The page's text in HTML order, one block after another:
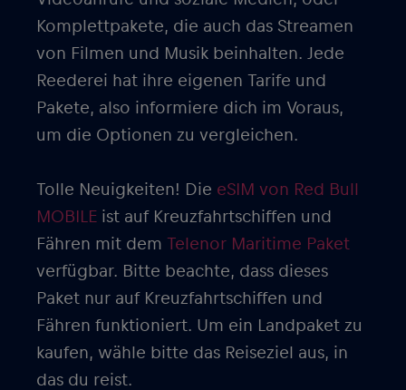
Komplettpakete, die auch das Streamen
von Filmen und Musik beinhalten. Jede
Reederei hat ihre eigenen Tarife und
Pakete, also informiere dich im Voraus,
um die Optionen zu vergleichen.
Tolle Neuigkeiten! Die eSIM von Red Bull
MOBILE ist auf Kreuzfahrtschiffen und
Fähren mit dem Telenor Maritime Paket
verfügbar. Bitte beachte, dass dieses
Paket nur auf Kreuzfahrtschiffen und
Fähren funktioniert. Um ein Landpaket zu
kaufen, wähle bitte das Reiseziel aus, in
das du reist.